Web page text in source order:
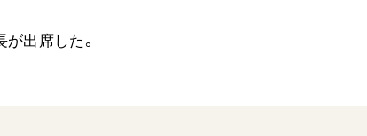
出席した。